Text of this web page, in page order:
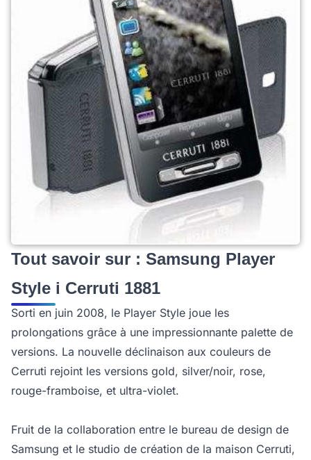
Tout savoir sur : Samsung Player
Style i Cerruti 1881
Sorti en juin 2008, le Player Style joue les
prolongations grâce à une impressionnante palette de
versions. La nouvelle déclinaison aux couleurs de
Cerruti rejoint les versions gold, silver/noir, rose,
rouge-framboise, et ultra-violet.
Fruit de la collaboration entre le bureau de design de
Samsung et le studio de création de la maison Cerruti,